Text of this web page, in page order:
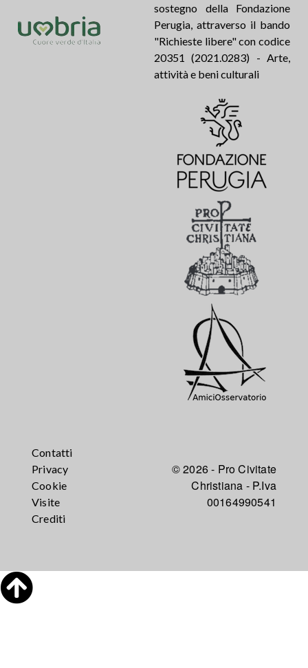
sostegno della Fondazione
Perugia, attraverso il bando
"Richieste libere" con codice
20351 (2021.0283) - Arte,
attività e beni culturali
Contatti
Privacy
Cookie
Visite
Crediti
© 2026 - Pro Civitate
Christiana - P.Iva
00164990541